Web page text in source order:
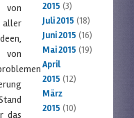
von
aller
das
2015 (3)
Juli 2015 (18)
Juni 2015 (16)
Mai 2015 (19)
April
2015 (12)
März
2015 (10)